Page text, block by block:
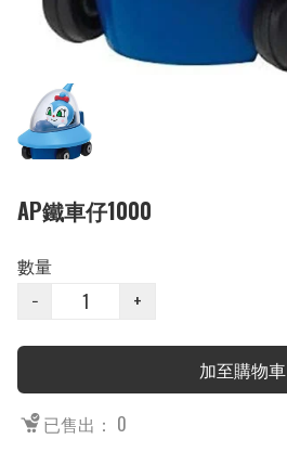
AP鐵車仔1000
數量
−
+
加至購物車
已售出： 0